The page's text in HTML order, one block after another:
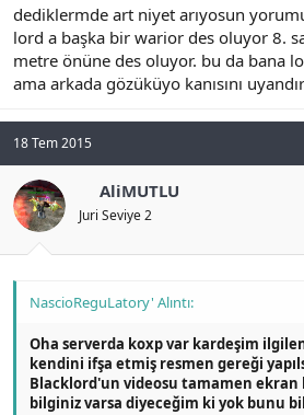
dediklermde art niyet arıyosun
lord a başka bir warior des oluyor 8.
metre önüne des oluyor. bu da bana
ama arkada gözüküyo kanısını
18 Tem 2015
AliMUTLU
Juri Seviye 2
NascioReguLatory' Alıntı:
Oha serverda koxp var kardeşim
kendini ifşa etmiş resmen gereği
Blacklord'un videosu tamamen ekran
bilginiz varsa diyeceğim ki yok bunu